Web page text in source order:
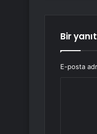
Bir
E-posta